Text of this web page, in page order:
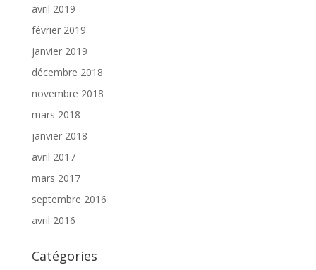
avril 2019
février 2019
janvier 2019
décembre 2018
novembre 2018
mars 2018
janvier 2018
avril 2017
mars 2017
septembre 2016
avril 2016
Catégories